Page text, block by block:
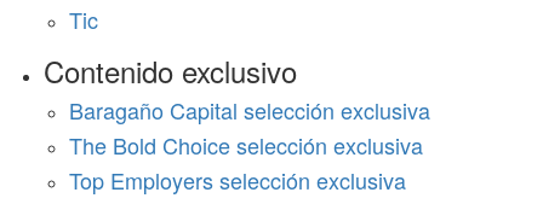
Tic
Contenido exclusivo
Baragaño Capital selección exclusiva
The Bold Choice selección exclusiva
Top Employers selección exclusiva